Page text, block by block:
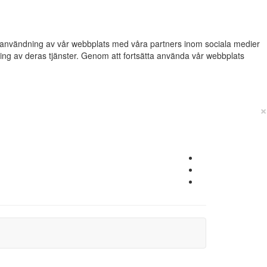
av vår webbplats med våra partners inom sociala medier
av deras tjänster. Genom att fortsätta använda vår webbplats
×